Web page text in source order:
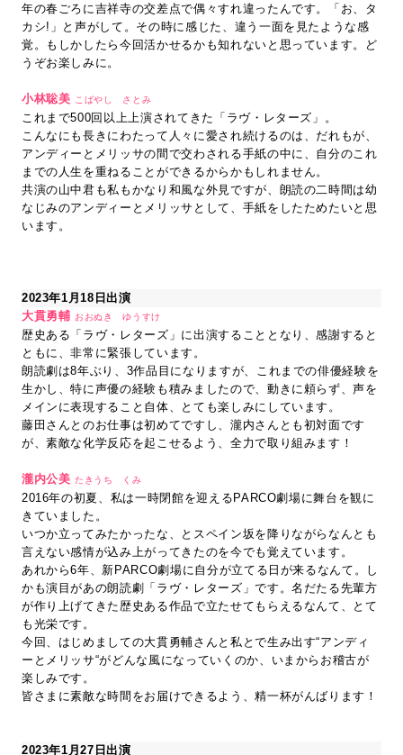
年の春ごろに吉祥寺の交差点で偶々すれ違ったんです。「お、タ
カシ!」と声がして。その時に感じた、違う一面を見たような感
覚。もしかしたら今回活かせるかも知れないと思っています。ど
うぞお楽しみに。
小林聡美 こばやし さとみ
これまで500回以上上演されてきた「ラヴ・レターズ」。
こんなにも長きにわたって人々に愛され続けるのは、だれもが、
アンディーとメリッサの間で交わされる手紙の中に、自分のこれ
までの人生を重ねることができるからかもしれません。
共演の山中君も私もかなり和風な外見ですが、朗読の二時間は幼
なじみのアンディーとメリッサとして、手紙をしたためたいと思
います。
2023年1月18日出演
大貫勇輔 おおぬき ゆうすけ
歴史ある「ラヴ・レターズ」に出演することとなり、感謝すると
ともに、非常に緊張しています。
朗読劇は8年ぶり、3作品目になりますが、これまでの俳優経験を
生かし、特に声優の経験も積みましたので、動きに頼らず、声を
メインに表現すること自体、とても楽しみにしています。
藤田さんとのお仕事は初めてですし、瀧内さんとも初対面です
が、素敵な化学反応を起こせるよう、全力で取り組みます！
瀧内公美たきうち くみ
2016年の初夏、私は一時閉館を迎えるPARCO劇場に舞台を観に
きていました。
いつか立ってみたかったな、とスペイン坂を降りながらなんとも
言えない感情が込み上がってきたのを今でも覚えています。
あれから6年、新PARCO劇場に自分が立てる日が来るなんて。し
かも演目があの朗読劇「ラヴ・レターズ」です。名だたる先輩方
が作り上げてきた歴史ある作品で立たせてもらえるなんて、とて
も光栄です。
今回、はじめましての大貫勇輔さんと私とで生み出す“アンディ
ーとメリッサ“がどんな風になっていくのか、いまからお稽古が
楽しみです。
皆さまに素敵な時間をお届けできるよう、精一杯がんばります！
2023年1月27日出演